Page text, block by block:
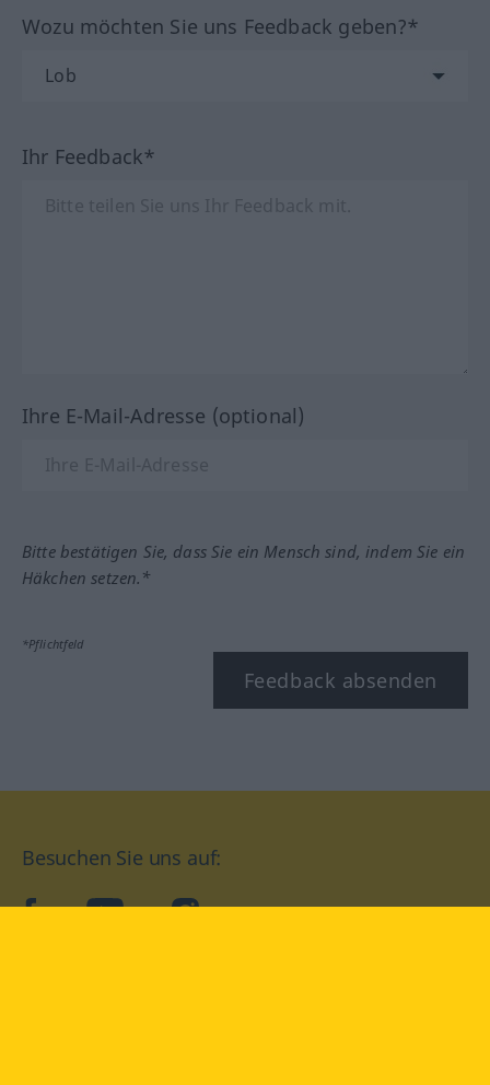
Wozu möchten Sie uns Feedback geben?*
Ihr Feedback*
Ihre E-Mail-Adresse (optional)
Bitte bestätigen Sie, dass Sie ein Mensch sind, indem Sie ein
Häkchen setzen.*
*Pflichtfeld
Feedback absenden
Besuchen Sie uns auf:
facebookYouTube Instagram